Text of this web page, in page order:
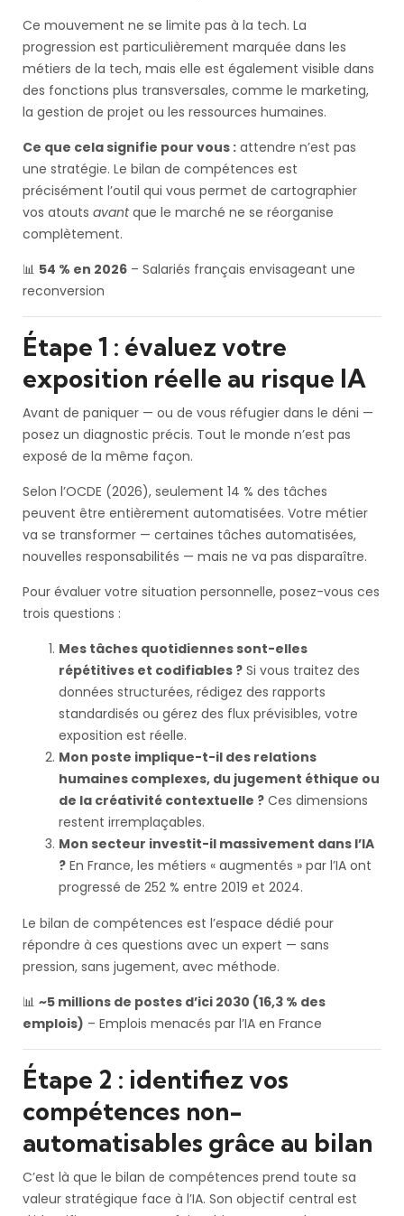
Ce mouvement ne se limite pas à la tech. La
progression est particulièrement marquée dans les
métiers de la tech, mais elle est également visible dans
des fonctions plus transversales, comme le marketing,
la gestion de projet ou les ressources humaines.
Ce que cela signifie pour vous : attendre n’est pas
une stratégie. Le bilan de compétences est
précisément l’outil qui vous permet de cartographier
vos atouts avantque le marché ne se réorganise
complètement.
📊 54 % en 2026 – Salariés français envisageant une
reconversion
Étape 1 : évaluez votre
exposition réelle au risque IA
Avant de paniquer — ou de vous réfugier dans le déni —
posez un diagnostic précis. Tout le monde n’est pas
exposé de la même façon.
Selon l’OCDE (2026), seulement 14 % des tâches
peuvent être entièrement automatisées. Votre métier
va se transformer — certaines tâches automatisées,
nouvelles responsabilités — mais ne va pas disparaître.
Pour évaluer votre situation personnelle, posez-vous ces
trois questions :
Mes tâches quotidiennes sont-elles
répétitives et codifiables ? Si vous traitez des
données structurées, rédigez des rapports
standardisés ou gérez des flux prévisibles, votre
exposition est réelle.
Mon poste implique-t-il des relations
humaines complexes, du jugement éthique ou
de la créativité contextuelle ? Ces dimensions
restent irremplaçables.
Mon secteur investit-il massivement dans l’IA
? En France, les métiers « augmentés » par l’IA ont
progressé de 252 % entre 2019 et 2024.
Le bilan de compétences est l’espace dédié pour
répondre à ces questions avec un expert — sans
pression, sans jugement, avec méthode.
📊 ~5 millions de postes d’ici 2030 (16,3 % des
emplois) – Emplois menacés par l’IA en France
Étape 2 : identifiez vos
compétences non-
automatisables grâce au bilan
C’est là que le bilan de compétences prend toute sa
valeur stratégique face à l’IA. Son objectif central est